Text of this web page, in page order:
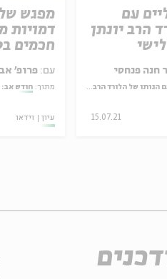
מפגש
דמויות
חכמים
עם: פרופ'
מתוך: חודש אב:
עיון וידאו
עם
הרב יונתן
חנה פנחסי
של הלורד הרב יונתן זקס
15.07.21